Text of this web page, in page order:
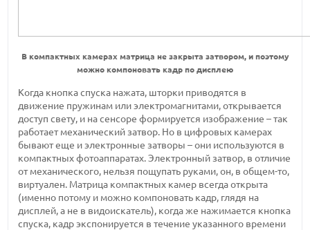
В компактных камерах матрица не закрыта затвором, и поэтому
можно компоновать кадр по дисплею
Когда кнопка спуска нажата, шторки приводятся в
движение пружинам или электромагнитами, открывается
доступ свету, и на сенсоре формируется изображение – так
работает механический затвор. Но в цифровых камерах
бывают еще и электронные затворы – они используются в
компактных фотоаппаратах. Электронный затвор, в отличие
от механического, нельзя пощупать руками, он, в общем-то,
виртуален. Матрица компактных камер всегда открыта
(именно потому и можно компоновать кадр, глядя на
дисплей, а не в видоискатель), когда же нажимается кнопка
спуска, кадр экспонируется в течение указанного времени